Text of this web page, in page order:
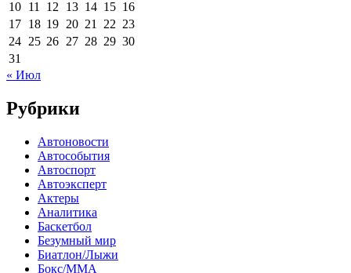
10 11 12 13 14 15 16
17 18 19 20 21 22 23
24 25 26 27 28 29 30
31
« Июл
Рубрики
Автоновости
Автособытия
Автоспорт
Автоэксперт
Актеры
Аналитика
Баскетбол
Безумный мир
Биатлон/Лыжи
Бокс/MMA